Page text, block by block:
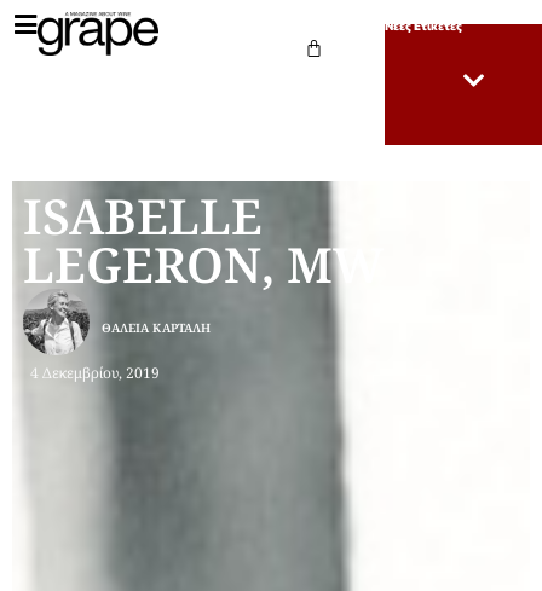
Νέες Ετικέτες
ISABELLE
LEGERON, MW
4 Δεκεμβρίου, 2019
ΘΆΛΕΙΑ ΚΑΡΤΆΛΗ